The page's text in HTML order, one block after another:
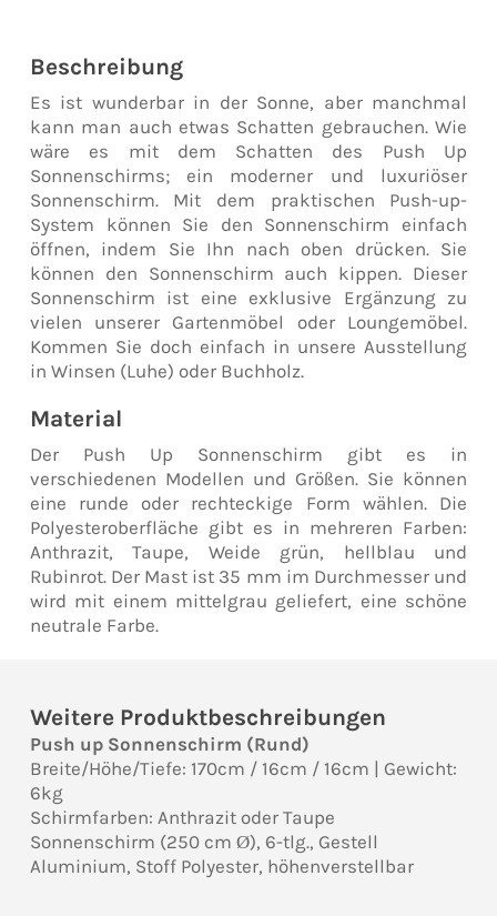
Beschreibung
Es ist wunderbar in der Sonne, aber manchmal
kann man auch etwas Schatten gebrauchen. Wie
wäre es mit dem Schatten des Push Up
Sonnenschirms; ein moderner und luxuriöser
Sonnenschirm. Mit dem praktischen Push-up-
System können Sie den Sonnenschirm einfach
öffnen, indem Sie Ihn nach oben drücken. Sie
können den Sonnenschirm auch kippen. Dieser
Sonnenschirm ist eine exklusive Ergänzung zu
vielen unserer Gartenmöbel oder Loungemöbel.
Kommen Sie doch einfach in unsere Ausstellung
in Winsen (Luhe) oder Buchholz.
Material
Der Push Up Sonnenschirm gibt es in
verschiedenen Modellen und Größen. Sie können
eine runde oder rechteckige Form wählen. Die
Polyesteroberfläche gibt es in mehreren Farben:
Anthrazit, Taupe, Weide grün, hellblau und
Rubinrot. Der Mast ist 35 mm im Durchmesser und
wird mit einem mittelgrau geliefert, eine schöne
neutrale Farbe.
Weitere Produktbeschreibungen
Push up Sonnenschirm (Rund)
Breite/Höhe/Tiefe: 170cm / 16cm / 16cm | Gewicht:
6kg
Schirmfarben: Anthrazit oder Taupe
Sonnenschirm (250 cm Ø), 6-tlg., Gestell
Aluminium, Stoff Polyester, höhenverstellbar